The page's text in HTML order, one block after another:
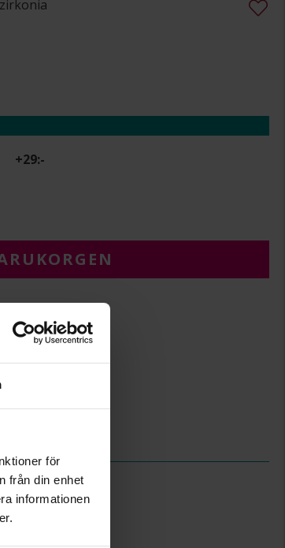
för
från din enhet
informationen
+29:-